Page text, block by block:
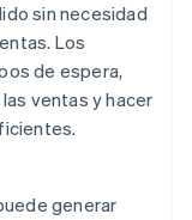
sin necesidad
Los
de espera,
ventas y hacer
generar